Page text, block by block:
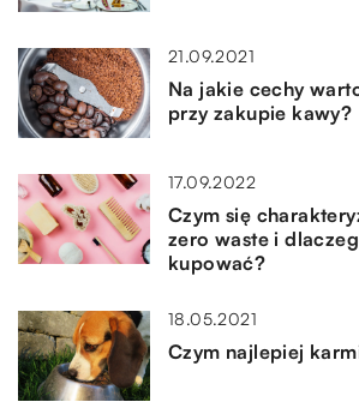
21.09.2021
Na jakie cechy
przy zakupie kawy?
17.09.2022
Czym się
zero waste i
kupować?
18.05.2021
Czym najlepiej